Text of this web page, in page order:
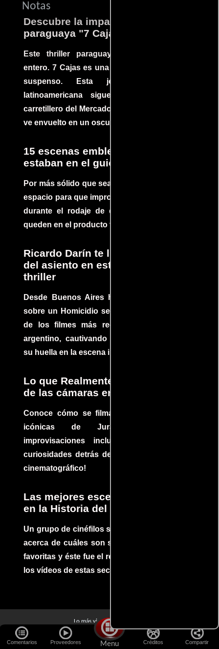
Comentarios Proveedores Menu Créditos Compartir
Notas
Descubre la impactante película
paraguaya "7 Cajas"
Este thriller paraguayo cautivó al mundo
entero. 7 Cajas es una explosión de acción y
suspenso. Esta joya cinematográfica
latinoamericana sigue la historia de un
carretillero del Mercado 4 de Asunción que se
ve envuelto en un oscuro mundo de crimen
15 escenas emblemáticas que no
estaban en el guion
Por más sólido que sea un guión siempre hay
espacio para que improvisaciones que se dan
durante el rodaje de determinadas escenas
queden en el producto final.
Ricardo Darín te llevará al borde
del asiento en este increíble
thriller
Desde Buenos Aires hasta el mundo, Tesis
sobre un Homicidio se ha convertido en uno
de los filmes más recomendados del cine
argentino, cautivando audiencias y dejando
su huella en la escena internacional.
Lo que Realmente Sucedió detrás
de las cámaras en Jurassic Park
Conoce cómo se filmaron algunas escenas
icónicas de Jurassic Park, con
improvisaciones incluidas. ¡Descubre las
curiosidades detrás del rodaje de un clásico
cinematográfico!
Las mejores escenas de acción
en la Historia del cine
Un grupo de cinéfilos se juntaron para debatir
acerca de cuáles son sus escenas de acción
favoritas y éste fue el resultado. No te pierdas
los vídeos de estas secuencias inolvidables.
Lo más visto:
Acerca de Cineyseries Políticas de privacidad
Aviso Legal